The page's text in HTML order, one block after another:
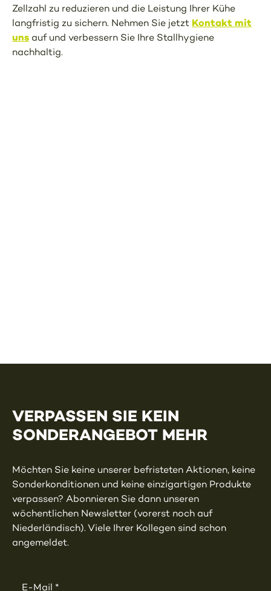
Zellzahl zu reduzieren und die Leistung Ihrer Kühe
langfristig zu sichern. Nehmen Sie jetzt Kontakt mit
uns auf und verbessern Sie Ihre Stallhygiene
nachhaltig.
VERPASSEN SIE KEIN
SONDERANGEBOT MEHR
Möchten Sie keine unserer befristeten Aktionen, keine
Sonderkonditionen und keine einzigartigen Produkte
verpassen? Abonnieren Sie dann unseren
wöchentlichen Newsletter (vorerst noch auf
Niederländisch). Viele Ihrer Kollegen sind schon
angemeldet.